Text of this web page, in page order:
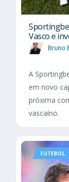
Vasco e
Bruno
A
em novo
próxima
vascaíno.
FUTEBOL